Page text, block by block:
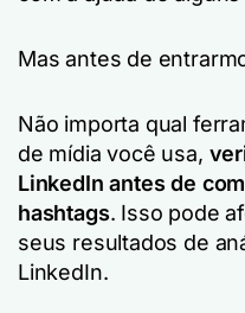
Mas antes de
Não importa qual
de mídia você usa,
LinkedIn antes de
hashtags. Isso pode
seus resultados de
LinkedIn.